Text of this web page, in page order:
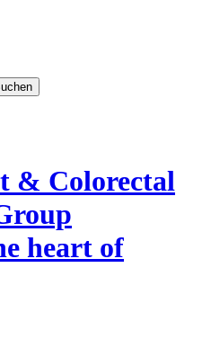
& Colorectal
heart of